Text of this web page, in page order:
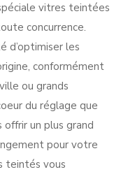
vitres teintées
concurrence.
d’optimiser les
conformément
ou grands
du réglage que
un plus grand
pour votre
teintés vous